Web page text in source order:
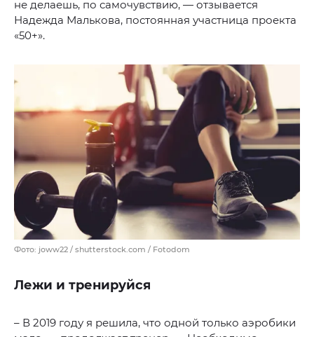
не делаешь, по самочувствию, — отзывается
Надежда Малькова, постоянная участница проекта
«50+».
Фото: joww22 / shutterstock.com / Fotodom
Лежи и тренируйся
– В 2019 году я решила, что одной только аэробики